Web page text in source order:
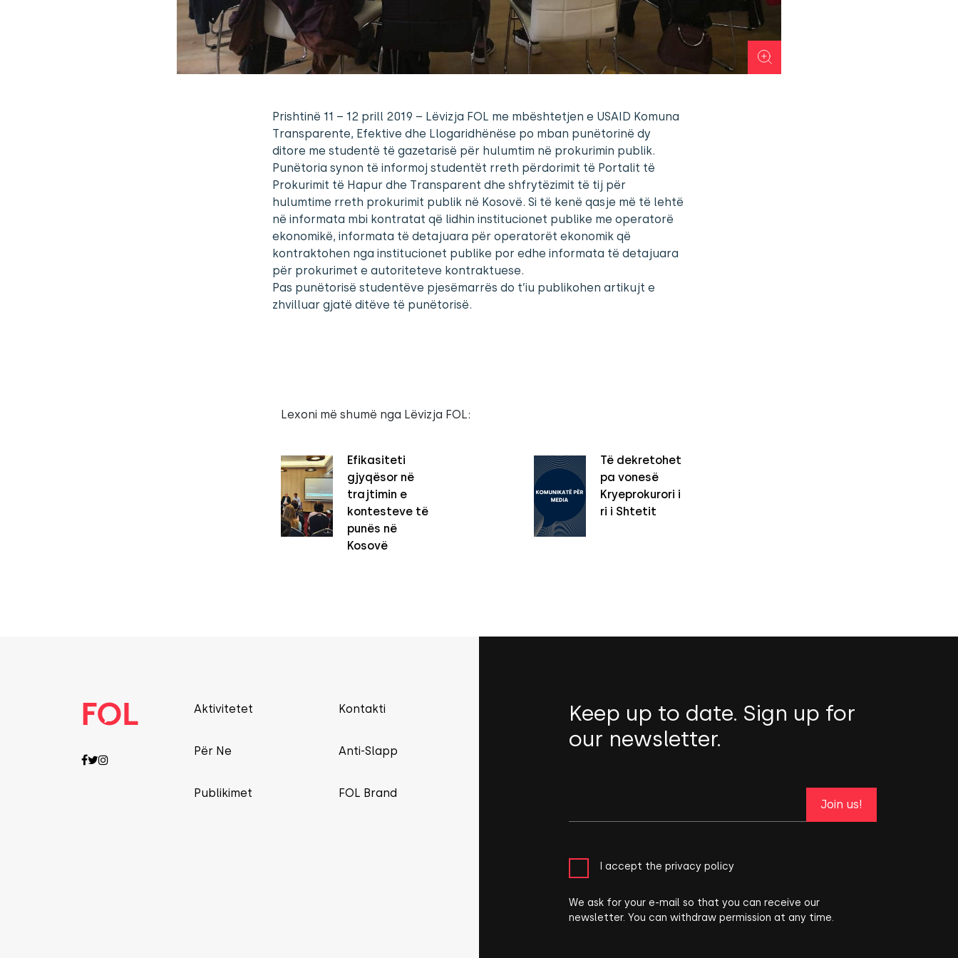
Prishtinë 11 – 12 prill 2019 – Lëvizja FOL me mbështetjen e USAID Komuna
Transparente, Efektive dhe Llogaridhënëse po mban punëtorinë dy
ditore me studentë të gazetarisë për hulumtim në prokurimin publik.
Punëtoria synon të informoj studentët rreth përdorimit të Portalit të
Prokurimit të Hapur dhe Transparent dhe shfrytëzimit të tij për
hulumtime rreth prokurimit publik në Kosovë. Si të kenë qasje më të lehtë
në informata mbi kontratat që lidhin institucionet publike me operatorë
ekonomikë, informata të detajuara për operatorët ekonomik që
kontraktohen nga institucionet publike por edhe informata të detajuara
për prokurimet e autoriteteve kontraktuese.
Pas punëtorisë studentëve pjesëmarrës do t’iu publikohen artikujt e
zhvilluar gjatë ditëve të punëtorisë.
Lexoni më shumë nga Lëvizja FOL:
Efikasiteti
gjyqësor në
trajtimin e
kontesteve të
punës në
Kosovë
Të dekretohet
pa vonesë
Kryeprokurori i
ri i Shtetit
Aktivitetet
Për Ne
Publikimet
Kontakti
Anti-Slapp
FOL Brand
Keep up to date. Sign up for
our newsletter.
Join us!
I accept the privacy policy
We ask for your e-mail so that you can receive our
newsletter. You can withdraw permission at any time.